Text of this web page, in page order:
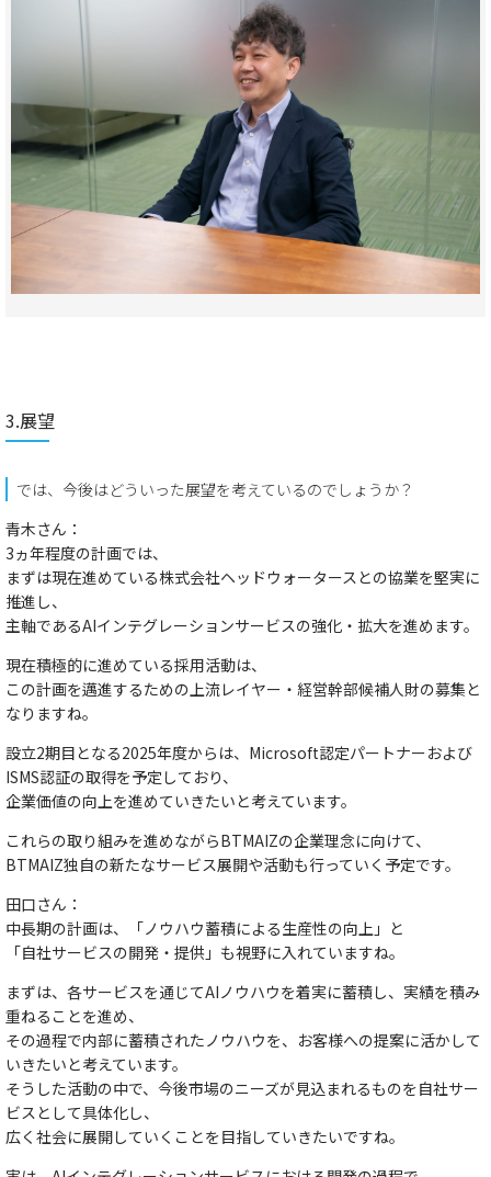
3.展望
では、今後はどういった展望を考えているのでしょうか？
青木さん：
3ヵ年程度の計画では、
まずは現在進めている株式会社ヘッドウォータースとの協業を堅実に
推進し、
主軸であるAIインテグレーションサービスの強化・拡大を進めます。
現在積極的に進めている採用活動は、
この計画を邁進するための 上流レイヤー・経営幹部候補人財の募集と
なりますね。
設立2期目となる2025年度からは、 Microsoft認定パートナーおよび
ISMS認証の取得を予定しており、
企業価値の向上を進めていきたいと考えています。
これらの取り組みを進めながらBTMAIZの企業理念に向けて、
BTMAIZ独自の新たなサービス展開や活動も行っていく予定です。
田口さん：
中長期の計画は、
「ノウハウ蓄積による生産性の向上」 と
「自社サービスの開発・提供」 も視野に入れていますね。
まずは、各サービスを通じてAIノウハウを着実に蓄積し、実績を積み
重ねることを進め、
その過程で内部に蓄積されたノウハウを、お客様への提案に活かして
いきたいと考えています。
そうした活動の中で、今後市場のニーズが見込まれるものを自社サー
ビスとして具体化し、
広く社会に展開していくことを目指していきたいですね。